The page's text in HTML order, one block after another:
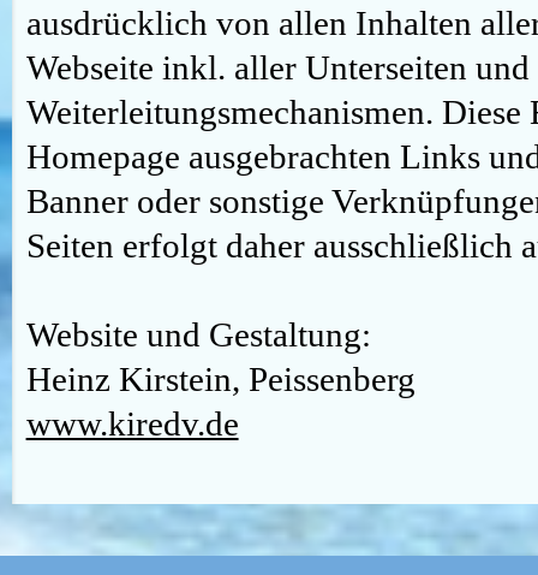
ausdrücklich von allen Inhalten
Webseite inkl. aller Unterseiten
Weiterleitungsmechanismen.
Homepage ausgebrachten Links
Banner oder sonstige
Seiten erfolgt daher ausschließlich
Website und Gestaltung:
Heinz Kirstein, Peissenberg
www.kiredv.de